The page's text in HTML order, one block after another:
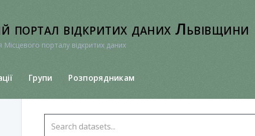
портал відкритих даних Львівщини
Місцевого порталу відкритих даних
Групи Розпорядникам